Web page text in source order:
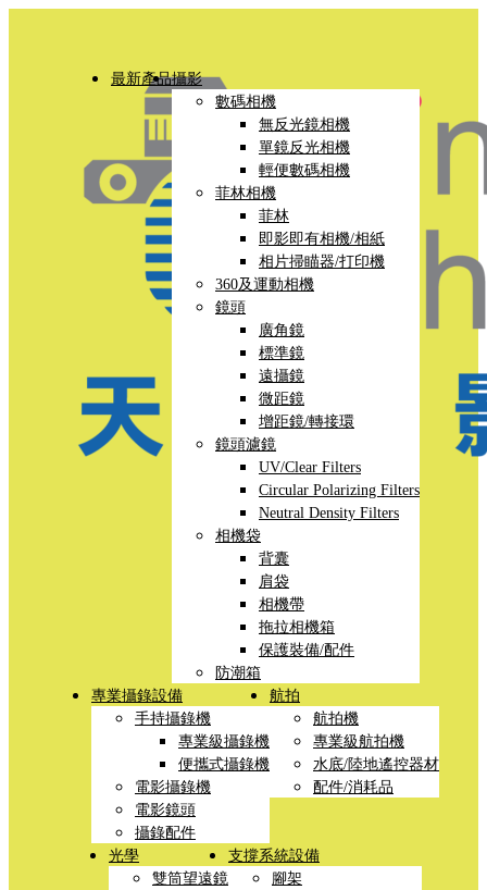
最新產品攝影
數碼相機
無反光鏡相機
單鏡反光相機
輕便數碼相機
菲林相機
菲林
即影即有相機/相紙
相片掃瞄器/打印機
360及運動相機
鏡頭
廣角鏡
標準鏡
遠攝鏡
微距鏡
增距鏡/轉接環
鏡頭濾鏡
UV/Clear Filters
Circular Polarizing Filters
Neutral Density Filters
相機袋
背囊
肩袋
相機帶
拖拉相機箱
保護裝備/配件
防潮箱
專業攝錄設備
手持攝錄機
專業級攝錄機
便攜式攝錄機
電影攝錄機
電影鏡頭
攝錄配件
航拍
航拍機
專業級航拍機
水底/陸地遙控器材
配件/消耗品
光學
雙筒望遠鏡
支撐系統設備
腳架